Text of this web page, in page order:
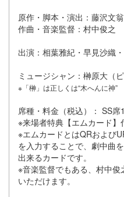
原作・脚本・演出：藤沢文翁
作曲・音楽監督：村中俊之
出演：相葉雅紀・早見沙織
ミュージシャン：榊原大（
※「榊」は正しくは“木へんに神”
席種・料金（税込）： SS
※来場者特典【エムカード】
※エムカードとはQRおよび
を入力することで、劇中曲
出来るカードです。
※音楽監督でもある、村中
いただけます。